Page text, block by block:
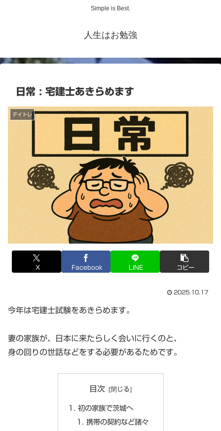
Simple is Best.
人生はお勉強
日常 : 宅建士あきらめます
デイトレ
X Facebook LINE コピー
2025.10.17
今年は宅建士試験をあきらめます。
妻の家族が、日本に来たらしく会いに行くのと、
身の回りの世話などをする必要があるためです。
目次
初の家族で茨城へ
携帯の契約など諸々